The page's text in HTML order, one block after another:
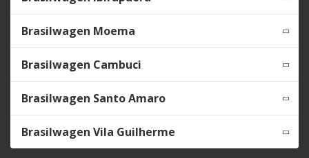
Brasilwagen Moema
Brasilwagen Cambuci
Brasilwagen Santo Amaro
Brasilwagen Vila Guilherme